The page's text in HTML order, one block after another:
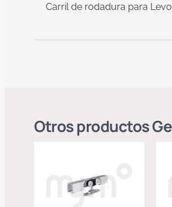
Carril de rodadura para
Otros productos